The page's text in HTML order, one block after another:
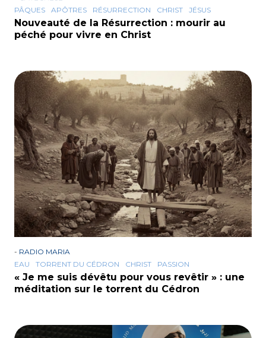
PÂQUES
APÔTRES RÉSURRECTION CHRIST JÉSUS
Nouveauté de la Résurrection : mourir au
péché pour vivre en Christ
- RADIO MARIA
EAU
TORRENT DU CÉDRON CHRIST PASSION
« Je me suis dévêtu pour vous revêtir » : une
méditation sur le torrent du Cédron